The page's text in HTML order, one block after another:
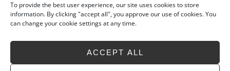
To provide the best user experience, our site uses cookies to store
information. By clicking "accept all", you approve our use of cookies. You
can change your cookie settings at any time.
ACCEPT ALL
メリノウール
メリノウールのお手入れ
サステイナビリティ